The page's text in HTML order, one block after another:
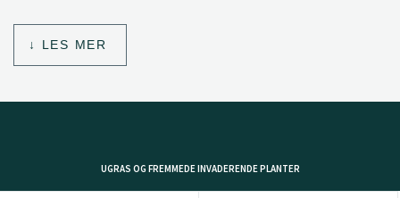
LES MER
UGRAS OG FREMMEDE INVADERENDE PLANTER